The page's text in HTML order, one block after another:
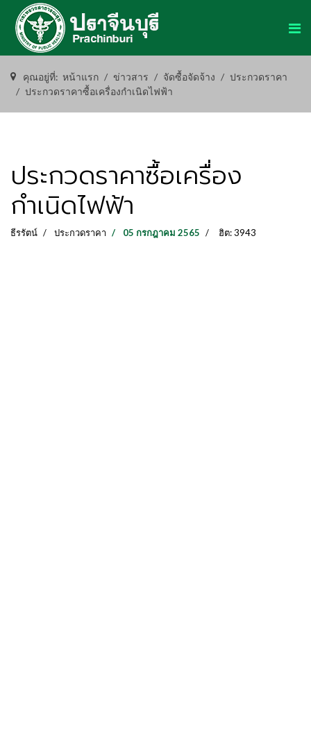
คุณอยู่ที่: หน้าแรก ข่าวสาร จัดซื้อจัดจ้าง
ประกวดราคา
ประกวดราคาซื้อเครื่องกำเนิดไฟฟ้า
ประกวดราคาซื้อเครื่อง
กำเนิดไฟฟ้า
ธีรรัตน์ ประกวดราคา 05 กรกฎาคม 2565 ฮิต: 3943